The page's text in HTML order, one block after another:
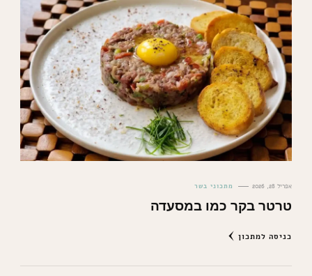
אפריל 28, 2026 מתכוני בשר
טרטר בקר כמו במסעדה
כניסה למתכון